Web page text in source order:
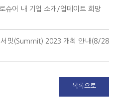
슈어 내 기업 소개/업데이트 희망
서밋(Summit) 2023 개최 안내(8/28
목록으로